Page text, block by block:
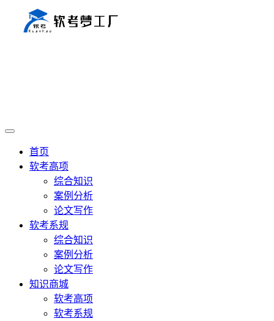
首页
软考高项
综合知识
案例分析
论文写作
软考系规
综合知识
案例分析
论文写作
知识商城
软考高项
软考系规